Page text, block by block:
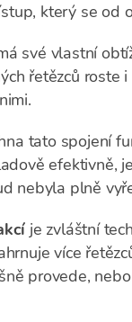
který se od
své vlastní
řetězců roste
tato spojení
efektivně,
nebyla plně
je zvláštní
více
provede,